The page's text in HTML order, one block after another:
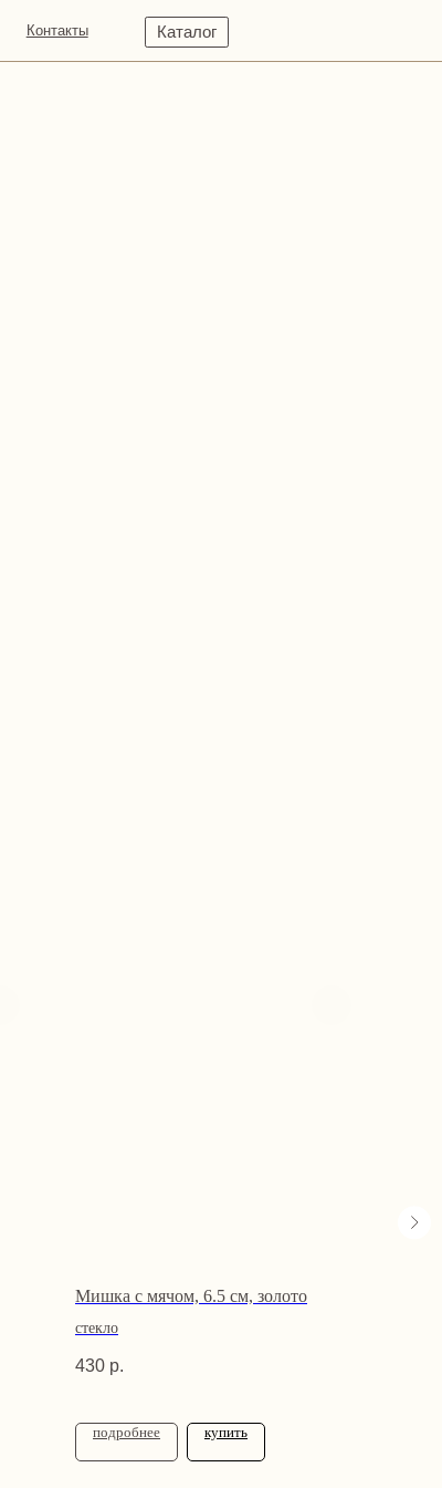
Каталог
Мишка с мячом, 6.5 см, золото
стекло
430 р.
подробнее купить